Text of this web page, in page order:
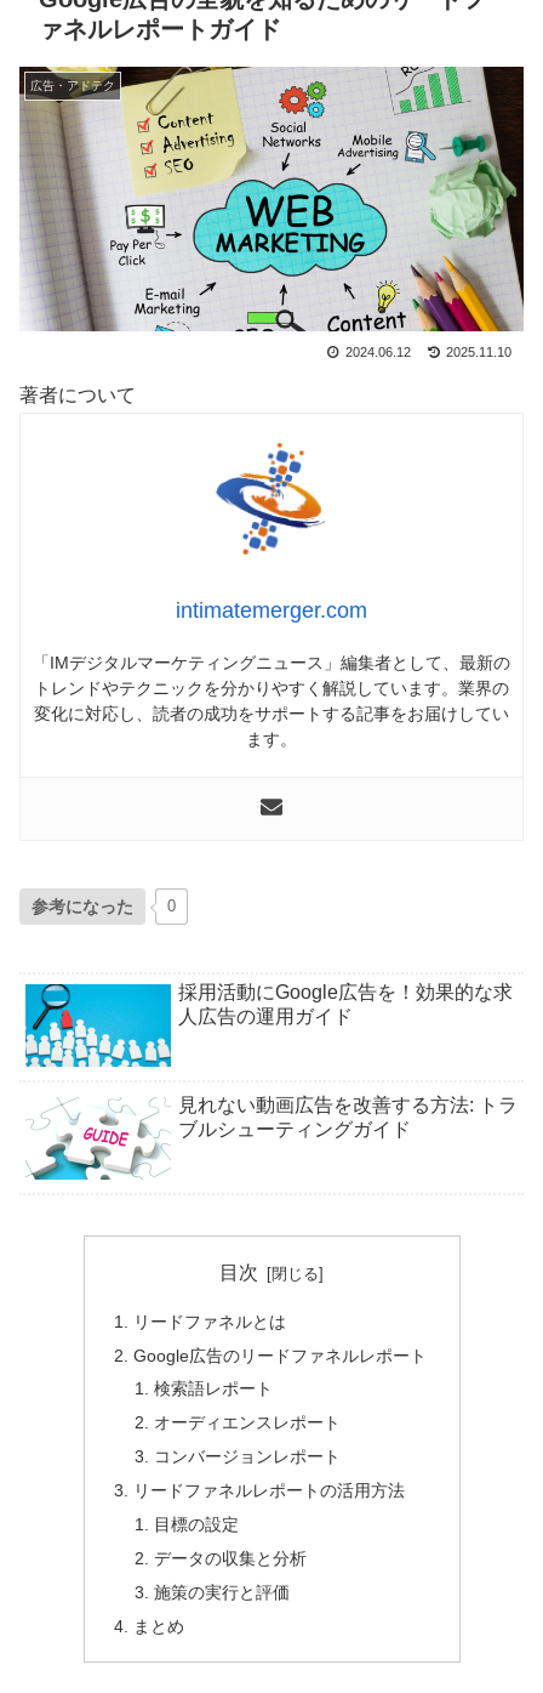
ァネルレポートガイド
広告・アドテク
2024.06.12 2025.11.10
著者について
intimatemerger.com
「IMデジタルマーケティングニュース」編集者として、最新の
トレンドやテクニックを分かりやすく解説しています。業界の
変化に対応し、読者の成功をサポートする記事をお届けしてい
ます。
参考になった 0
採用活動にGoogle広告を！効果的な求
人広告の運用ガイド
見れない動画広告を改善する方法: トラ
ブルシューティングガイド
目次
リードファネルとは
Google広告のリードファネルレポート
検索語レポート
オーディエンスレポート
コンバージョンレポート
リードファネルレポートの活用方法
目標の設定
データの収集と分析
施策の実行と評価
まとめ